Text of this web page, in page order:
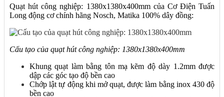
Quạt hút công nghiệp: 1380x1380x400mm của Cơ Điện Tuấn
Long động cơ chính hãng Nosch, Matika 100% dây đồng:
Cấu tạo của quạt hút công nghiệp: 1380x1380x400mm
Khung quạt làm bằng tôn mạ kẽm độ dày 1.2mm được
dập các góc tạo độ bền cao
Chớp lật tự động khi mở quạt, được làm bằng inox 430 độ
bền cao